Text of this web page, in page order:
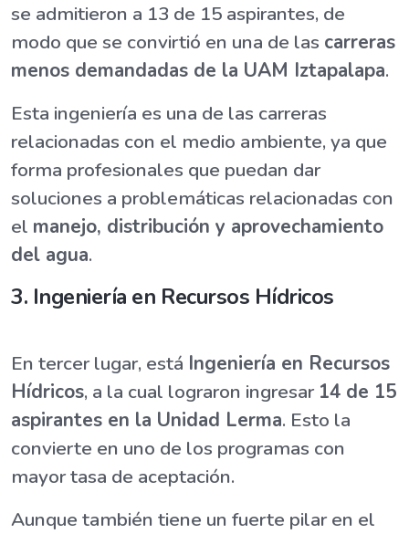
se admitieron a 13 de 15 aspirantes, de
modo que se convirtió en una de las carreras
menos demandadas de la UAM Iztapalapa.
Esta ingeniería es una de las carreras
relacionadas con el medio ambiente, ya que
forma profesionales que puedan dar
soluciones a problemáticas relacionadas con
el manejo, distribución y aprovechamiento
del agua.
3. Ingeniería en Recursos Hídricos
En tercer lugar, está Ingeniería en Recursos
Hídricos, a la cual lograron ingresar 14 de 15
aspirantes en la Unidad Lerma. Esto la
convierte en uno de los programas con
mayor tasa de aceptación.
Aunque también tiene un fuerte pilar en el